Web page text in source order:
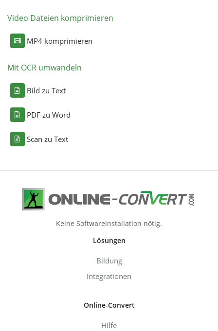
Video Dateien komprimieren
MP4 komprimieren
Mit OCR umwandeln
Bild zu Text
PDF zu Word
Scan zu Text
Keine Softwareinstallation nötig.
Lösungen
Bildung
Integrationen
Online-Convert
Hilfe